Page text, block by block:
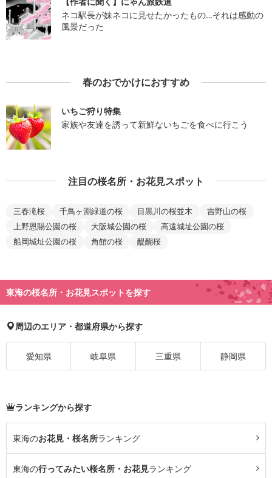
ネコ駅長が妹ネコに見せたかったもの…それは感動の
風景だった
春のおでかけにおすすめ
いちご狩り特集
家族や友達を誘って新鮮ないちごを食べに行こう
注目の桜名所・お花見スポット
三春滝桜 千鳥ヶ淵緑道の桜 目黒川の桜並木
吉野山の桜
上野恩賜公園の桜
大阪城公園の桜
高遠城址公園の桜
船岡城址公園の桜
角館の桜 醍醐桜
東海の桜名所・お花見スポットを探す
周辺のエリア・都道府県から探す
愛知県 岐阜県 三重県 静岡県
ランキングから探す
東海のお花見・桜名所ランキング
東海の行ってみたい桜名所・お花見ランキング